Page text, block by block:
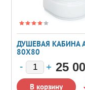
ДУШЕВАЯ КАБИНА
80X80
25